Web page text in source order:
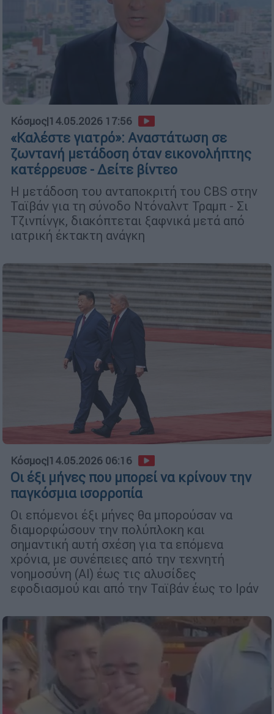
Κόσμος|14.05.2026 17:56
«Καλέστε γιατρό»: Αναστάτωση σε
ζωντανή μετάδοση όταν εικονολήπτης
κατέρρευσε - Δείτε βίντεο
Η μετάδοση του ανταποκριτή του CBS στην
Ταϊβάν για τη σύνοδο Ντόναλντ Τραμπ - Σι
Τζινπίνγκ, διακόπτεται ξαφνικά μετά από
ιατρική έκτακτη ανάγκη
Κόσμος|14.05.2026 06:16
Οι έξι μήνες που μπορεί να κρίνουν την
παγκόσμια ισορροπία
Οι επόμενοι έξι μήνες θα μπορούσαν να
διαμορφώσουν την πολύπλοκη και
σημαντική αυτή σχέση για τα επόμενα
χρόνια, με συνέπειες από την τεχνητή
νοημοσύνη (AI) έως τις αλυσίδες
εφοδιασμού και από την Ταϊβάν έως το Ιράν